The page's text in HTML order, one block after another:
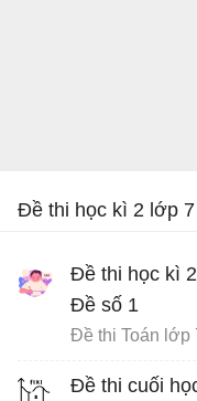
Đề thi học kì 2 lớp 7
Đề thi học kì
Đề số 1
Đề thi Toán lớp
Đề thi cuối